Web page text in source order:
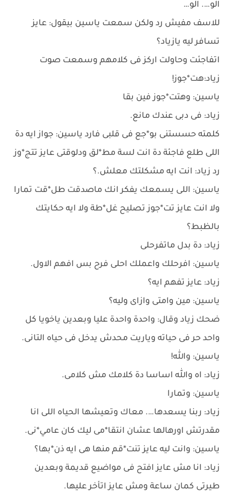
الو…. الو…
للاسف مفيش رد ولكن سمعت ياسين بيقول: عايز
تسافر ليه يازياد؟
اتفاجئت وحاولت اركز فى كلامهم وسمعت صوت
زياد:هت*جوز!
ياسين: وهتت*جوز فين بقا
زياد: فى دبى عندك مانع.
كلمته حسستنى بو*جع فى قلبى فارد ياسين: جواز ايه دة
اللى طلع فاجئة دة انت لسة مط*لق ودلوقتى عايز تتج*وز
رد زياد: انت ايه مشكلتك معلش.؟
ياسين: اللى يسمعك يفكر انك ماصدقت طل*قت تمارا
ولا انت عايز تت*جوز تصليح غل*طة ولا ايه حكايتك
بالظبط؟
زياد: دة بدل ماتفرحلى
ياسين: افرحلك واعملك احلى فرح بس افهم الاول.
زياد: عايز تفهم ايه؟
ياسين: مين وامتى وازاى وليه؟
ضحك زياد وقال: واحدة واحدة عليا وبعدين ياخويا كل
واحد حر فى حياته وياريت محدش يدخل فى حياه التانى.
ياسين: والله!
زياد: اه والله اساسا دة كلامك مش كلامى.
ياسين: وتمارا
زياد: ربنا يسعدها…. معاك وتعيشها الحياه اللى انا
مقدرتش اورهالها عشان انتقا*مى ليك كان عامي*نى.
ياسين: وانت ليه عايز تنت*قم منها هى ايه ذن*بها؟
زياد: انا مش عايز افتح فى مواضيع قديمة وبعدين
طيرتى كمان ساعة ومش عايز اتأخر عليها.